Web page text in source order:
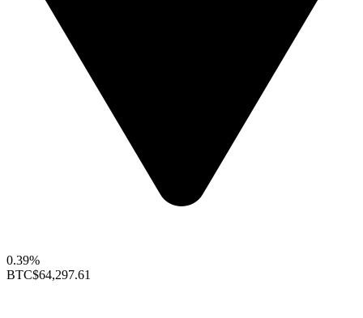
0.39%
BTC$64,297.61